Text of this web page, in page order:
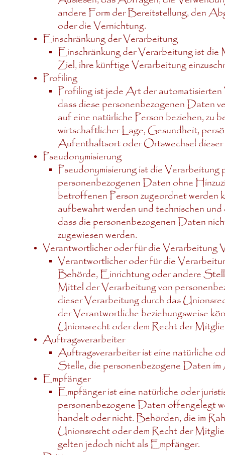
andere Form der Bereitstellung, den
oder die Vernichtung.
Einschränkung der Verarbeitung
Einschränkung der Verarbeitung ist die
Ziel, ihre künftige Verarbeitung
Profiling
Profiling ist jede Art der
dass diese personenbezogenen Daten
auf eine natürliche Person beziehen, zu
wirtschaftlicher Lage, Gesundheit,
Aufenthaltsort oder Ortswechsel dieser
Pseudonymisierung
Pseudonymisierung ist die
personenbezogenen Daten ohne
betroffenen Person zugeordnet werden
aufbewahrt werden und technischen
dass die personenbezogenen Daten
zugewiesen werden.
Verantwortlicher oder für die Verarbeitung
Verantwortlicher oder für die
Behörde, Einrichtung oder andere
Mittel der Verarbeitung von
dieser Verarbeitung durch das
der Verantwortliche beziehungsweise
Unionsrecht oder dem Recht der
Auftragsverarbeiter
Auftragsverarbeiter ist eine natürliche
Stelle, die personenbezogene Daten
Empfänger
Empfänger ist eine natürliche oder
personenbezogene Daten offengelegt
handelt oder nicht. Behörden, die im
Unionsrecht oder dem Recht der
gelten jedoch nicht als Empfänger.